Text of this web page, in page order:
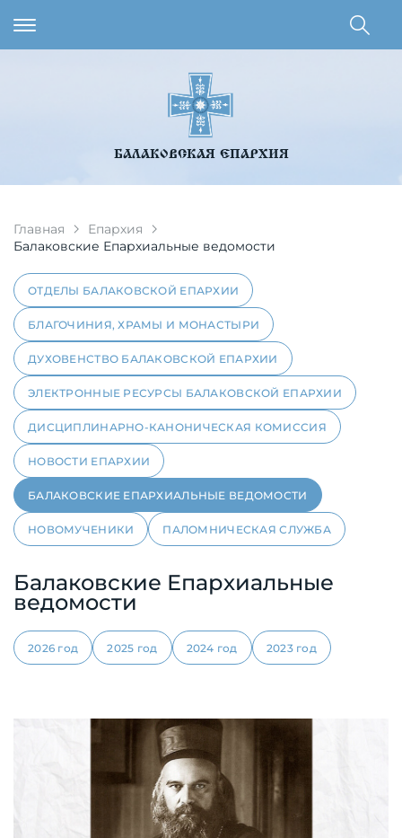
БАЛАКОВСКАЯ ЕПАРХИЯ
Главная
Епархия
Балаковские Епархиальные ведомости
ОТДЕЛЫ БАЛАКОВСКОЙ ЕПАРХИИ
БЛАГОЧИНИЯ, ХРАМЫ И МОНАСТЫРИ
ДУХОВЕНСТВО БАЛАКОВСКОЙ ЕПАРХИИ
ЭЛЕКТРОННЫЕ РЕСУРСЫ БАЛАКОВСКОЙ ЕПАРХИИ
ДИСЦИПЛИНАРНО-КАНОНИЧЕСКАЯ КОМИССИЯ
НОВОСТИ ЕПАРХИИ
БАЛАКОВСКИЕ ЕПАРХИАЛЬНЫЕ ВЕДОМОСТИ
НОВОМУЧЕНИКИ ПАЛОМНИЧЕСКАЯ СЛУЖБА
Балаковские Епархиальные
ведомости
2026 год 2025 год 2024 год 2023 год